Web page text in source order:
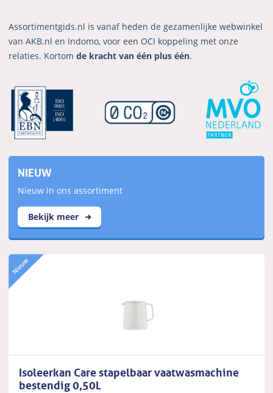
Assortimentgids.nl is vanaf heden de gezamenlijke webwinkel
van AKB.nl en Indomo, voor een OCI koppeling met onze
relaties. Kortomde kracht van één plus één.
NIEUW
Nieuw in ons assortiment
Bekijk meer
Isoleerkan Care stapelbaar vaatwasmachine
bestendig 0,50L